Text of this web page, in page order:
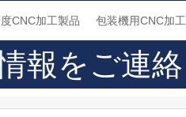
CNC加工製品 包装機用CNC加
報をご連